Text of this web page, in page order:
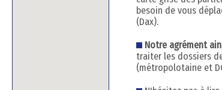
besoin de vous
(Dax).
Notre agrément
traiter les dossiers
(métropolotaine et